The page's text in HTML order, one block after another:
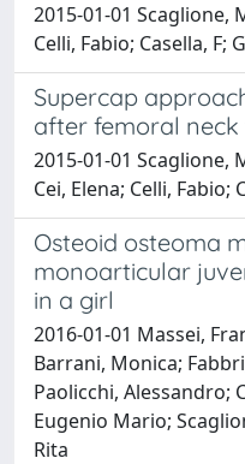
2015-01-01 Scaglione,
Celli, Fabio; Casella, F;
Supercap
after femoral
2015-01-01 Scaglione,
Cei, Elena; Celli, Fabio;
Osteoid osteoma
monoarticular
in a girl
2016-01-01 Massei,
Barrani, Monica;
Paolicchi, Alessandro;
Eugenio Mario;
Rita